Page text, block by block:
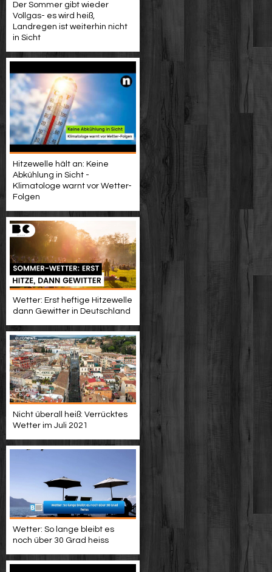
Der Sommer gibt wieder
Vollgas- es wird heiß,
Landregen ist weiterhin nicht
in Sicht
Hitzewelle hält an: Keine
Abkühlung in Sicht -
Klimatologe warnt vor Wetter-
Folgen
Wetter: Erst heftige Hitzewelle
dann Gewitter in Deutschland
Nicht überall heiß: Verrücktes
Wetter im Juli 2021
Wetter: So lange bleibt es
noch über 30 Grad heiss